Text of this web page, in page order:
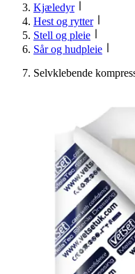
Kjæledyr
Hest og rytter
Stell og pleie
Sår og hudpleie
Selvklebende